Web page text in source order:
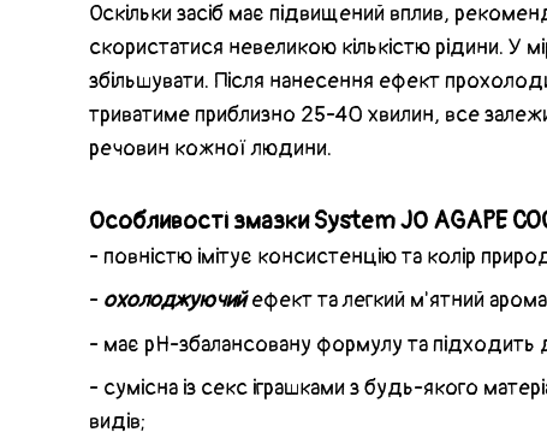
Оскільки засіб має підвищений вплив,
скористатися невеликою кількістю рідини. У
збільшувати. Після нанесення ефект
триватиме приблизно 25-40 хвилин, все
речовин кожної людини.
Особливості змазки System JО AGAPE
- повністю імітує консистенцію та колір
- охолоджуючийефект та легкий м'ятний
- має pH-збалансовану формулу та підходить
- сумісна із секс іграшками з будь-якого
видів;